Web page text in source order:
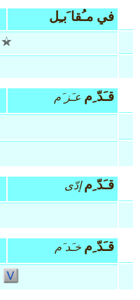
في مـُقا َبـِل
قـَدّ ِم عـَز َم
قـَدّ ِم إدّى
قـَدّ ِم خـَد َم